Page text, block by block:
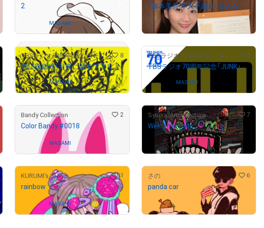
# 1/100
# 1/30
2
MASAMI
「藤本美貴 本人手書き！ みんな大好き！庄司家の超時短レシピ！」
66,600 ($422.04)
TBSラジオ70周年記念 NFTアート作品ストア 8
赤江珠緒作「月夜に踊るアフリカの木」デジタル版
Owned byMASAMI
TBSラジオ70周年記念 NFTアート作品ストア 0
TBSラジオ70周年記念「JUNK」ロゴ70色カラーアレンジ69
Owned by MASAMI
Bandy Collection 2
Color Bandy #0018
Owned by MASAMI
Syuera/Artcollection 7
Welcome Gate
18,000 ($114.06
KURUMI's SHOP 1
rainbow
Owned by MASAMI
さの 6
panda car
22,000 139.41)